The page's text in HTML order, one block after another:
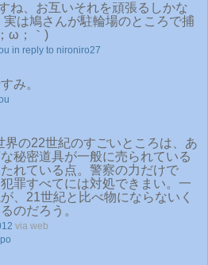
ね、お互いそれを頑張るしかな
は鳩さんが駐輪場のところで捕
ω；｀)
in reply to nironiro27
み。
界の22世紀のすごいところは、あ
秘密道具が一般に売られている
れている点。警察の力だけで
罪すべてには対処できまい。一
、21世紀と比べ物にならないく
のだろう。
via web